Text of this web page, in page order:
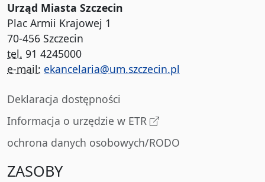
Urząd Miasta Szczecin
Plac Armii Krajowej 1
70-456 Szczecin
tel. 91 4245000
e-mail: ekancelaria@um.szczecin.pl
Deklaracja dostępności
Informacja o urzędzie w ETR
ochrona danych osobowych/RODO
ZASOBY